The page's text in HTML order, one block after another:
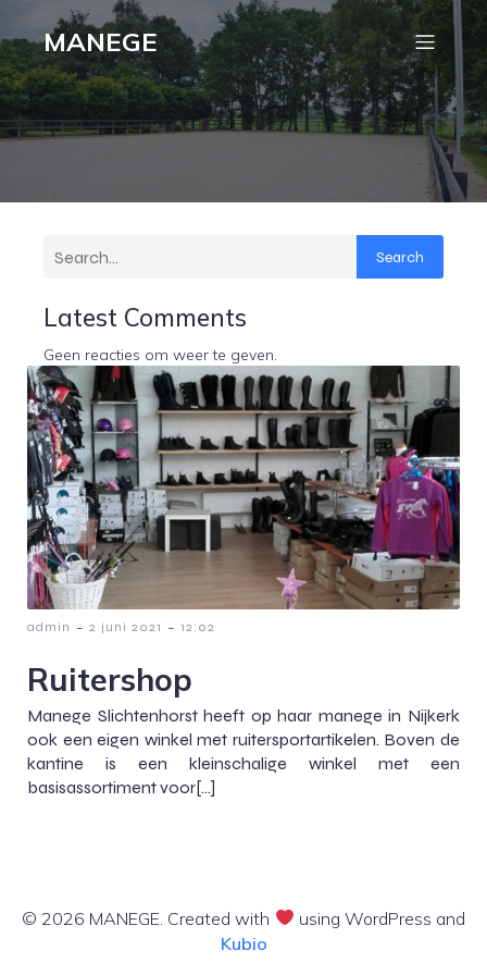
MANEGE
Search
Latest Comments
Geen reacties om weer te geven.
admin - 2 juni 2021 - 12:02
Ruitershop
Manege Slichtenhorst heeft op haar manege in Nijkerk
ook een eigen winkel met ruitersportartikelen. Boven de
kantine is een kleinschalige winkel met een
basisassortiment voor[…]
© 2026 MANEGE. Created with
using WordPress and
Kubio